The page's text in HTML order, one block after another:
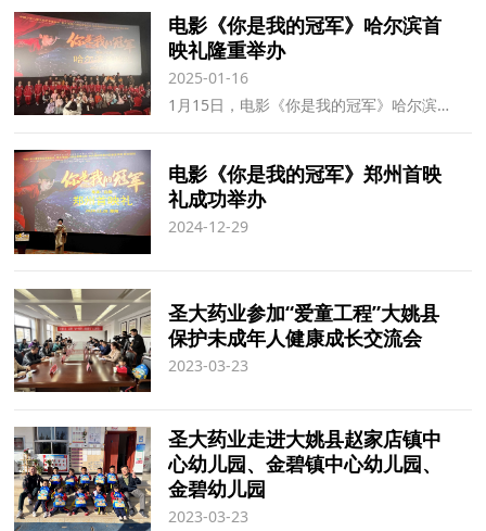
电影《你是我的冠军》哈尔滨首
映礼隆重举办
2025-01-16
1月15日，电影《你是我的冠军》哈尔滨首映礼在万达影城中央大街店隆重举行。
电影《你是我的冠军》郑州首映
礼成功举办
2024-12-29
圣大药业参加“爱童工程”大姚县
保护未成年人健康成长交流会
2023-03-23
圣大药业走进大姚县赵家店镇中
心幼儿园、金碧镇中心幼儿园、
金碧幼儿园
2023-03-23